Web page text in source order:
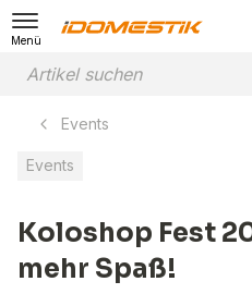
Menü
Events
Events
Koloshop Fest
mehr Spaß!